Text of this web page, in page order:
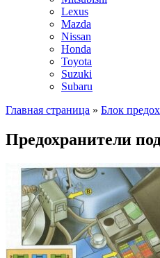
Lexus
Mazda
Nissan
Honda
Toyota
Suzuki
Subaru
Главная страница » Блок
Предохранители